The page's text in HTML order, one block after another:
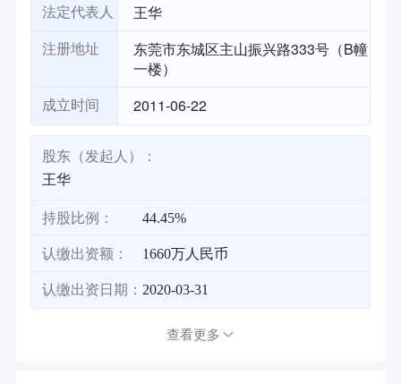
法定代表人 王华
注册地址
东莞市东城区主山振兴路333号（B幢
一楼）
成立时间 2011-06-22
股东（发起人）：
王华
持股比例： 44.45%
认缴出资额： 1660万人民币
认缴出资日期： 2020-03-31
查看更多